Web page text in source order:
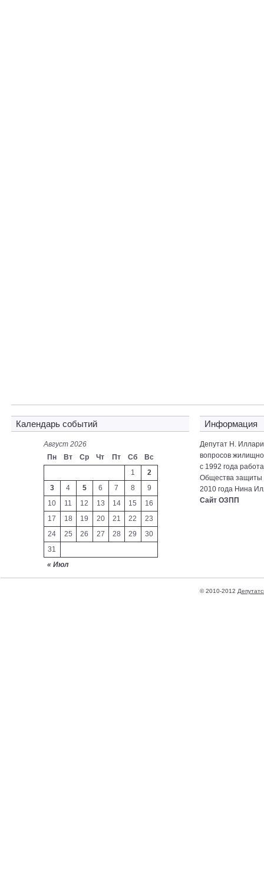
Календарь событий
Август 2026
Пн
Вт Ср Чт Пт Сб Вс
« Июл
1
2
3
4 5 6 7 8
9
10
11 12 13 14 15
16
17
18 19 20 21 22
23
24
25 26 27 28 29
30
31
Информация
Депутат Н.
вопросов
с 1992 года
Общества защиты
2010 года Нина
Сайт ОЗПП
© 2010-2012